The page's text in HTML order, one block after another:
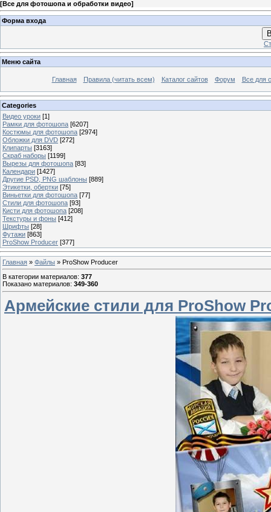
[Все для фотошопа и обработки видео]
Форма входа
Меню сайта
Главная Правила (читать всем) Каталог сайтов Форум Все для
Categories
Видео уроки [1]
Рамки для фотошопа [6207]
Костюмы для фотошопа [2974]
Обложки для DVD [272]
Клипарты [3163]
Скраб наборы [1199]
Вырезы для фотошопа [83]
Календари [1427]
Другие PSD, PNG шаблоны [889]
Этикетки, обертки [75]
Виньетки для фотошопа [77]
Стили для фотошопа [93]
Кисти для фотошопа [208]
Текстуры и фоны [412]
Шрифты [28]
Футажи [863]
ProShow Producer [377]
Главная » Файлы » ProShow Producer
В категории материалов: 377
Показано материалов: 349-360
Армейские стили для ProShow